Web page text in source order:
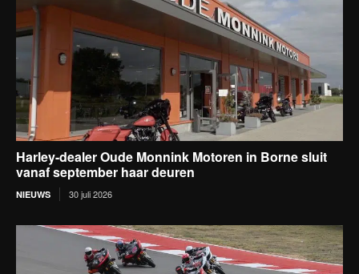
Harley-dealer Oude Monnink Motoren in Borne sluit
vanaf september haar deuren
NIEUWS 30 juli 2026